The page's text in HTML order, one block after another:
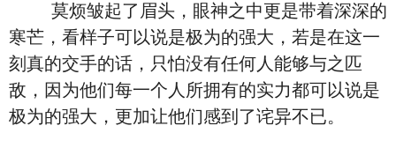
莫烦皱起了眉头，眼神之中更是带着深深的
寒芒，看样子可以说是极为的强大，若是在这一
刻真的交手的话，只怕没有任何人能够与之匹
敌，因为他们每一个人所拥有的实力都可以说是
极为的强大，更加让他们感到了诧异不已。